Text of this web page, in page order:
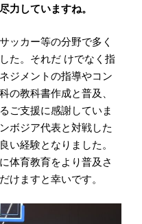
力していますね。
ッカー等の分野で多く
た。それだ けでなく指
ジメントの指導やコン
の教科書作成と普及、
ご支援に感謝していま
ボジア代表と対戦した
い経験となりました。
体育教育をより普及さ
けますと幸いです。